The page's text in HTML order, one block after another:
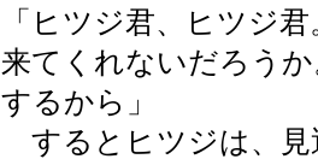
「ヒツジ君、ヒツジ
来てくれないだろう
するから」
するとヒツジは、見